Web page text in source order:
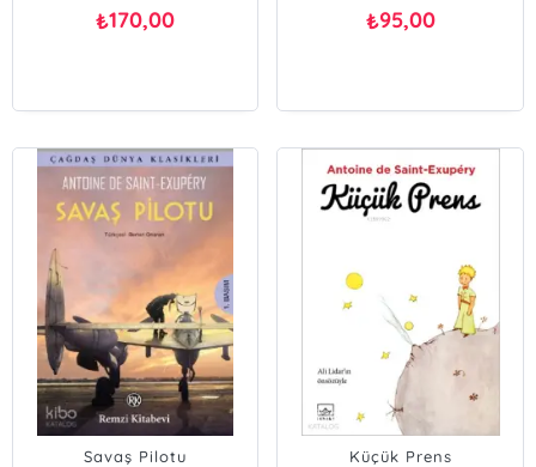
₺170,00 ₺95,00
Savaş Pilotu Küçük Prens